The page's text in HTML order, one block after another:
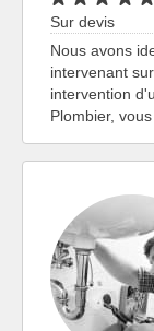
Sur devis
Nous avons
intervenant
intervention
Plombier,